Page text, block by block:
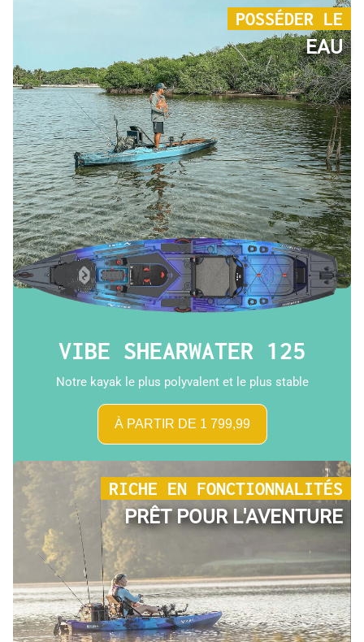
POSSÉDER LE
EAU
VIBE SHEARWATER 125
Notre kayak le plus polyvalent et le plus stable
À PARTIR DE 1 799,99
RICHE EN FONCTIONNALITÉS
PRÊT POUR L'AVENTURE